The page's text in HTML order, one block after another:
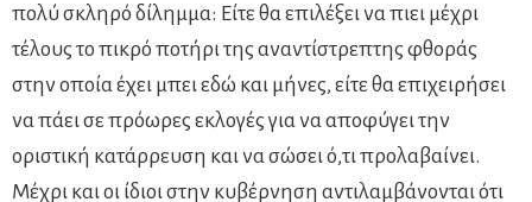
πολύ σκληρό δίλημμα: Είτε θα επιλέξει να πιει μέχρι
τέλους το πικρό ποτήρι της αναντίστρεπτης φθοράς
στην οποία έχει μπει εδώ και μήνες, είτε θα επιχειρήσει
να πάει σε πρόωρες εκλογές για να αποφύγει την
οριστική κατάρρευση και να σώσει ό,τι προλαβαίνει.
Μέχρι και οι ίδιοι στην κυβέρνηση αντιλαμβάνονται ότι